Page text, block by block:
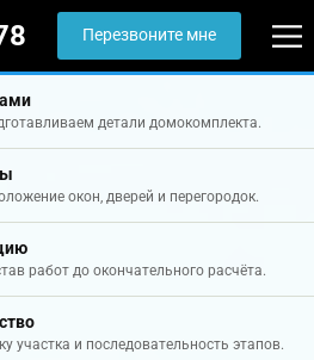
Перезвоните мне
детали домокомплекта.
окон, дверей и перегородок.
работ до окончательного расчёта.
участка и последовательность этапов.